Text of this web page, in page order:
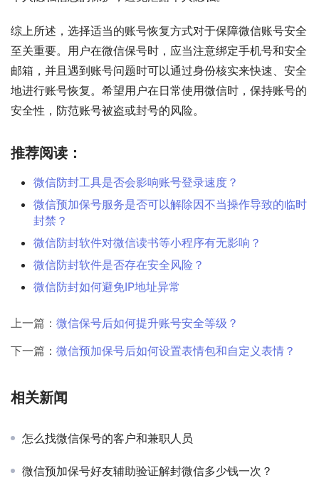
综上所述，选择适当的账号恢复方式对于保障微信账号安全
至关重要。用户在微信保号时，应当注意绑定手机号和安全
邮箱，并且遇到账号问题时可以通过身份核实来快速、安全
地进行账号恢复。希望用户在日常使用微信时，保持账号的
安全性，防范账号被盗或封号的风险。
推荐阅读：
微信防封工具是否会影响账号登录速度？
微信预加保号服务是否可以解除因不当操作导致的临时
封禁？
微信防封软件对微信读书等小程序有无影响？
微信防封软件是否存在安全风险？
微信防封如何避免IP地址异常
上一篇： 微信保号后如何提升账号安全等级？
下一篇： 微信预加保号后如何设置表情包和自定义表情？
相关新闻
怎么找微信保号的客户和兼职人员
微信预加保号好友辅助验证解封微信多少钱一次？